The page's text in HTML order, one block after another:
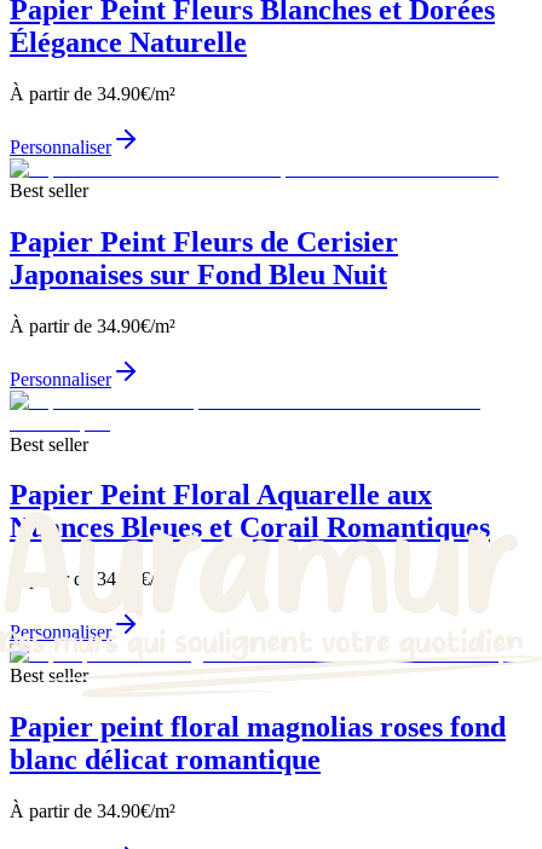
Papier Peint Fleurs Blanches et Dorées
Élégance Naturelle
À partir de 34.90€/m²
Personnaliser
Best seller
Papier Peint Fleurs de Cerisier
Japonaises sur Fond Bleu Nuit
À partir de 34.90€/m²
Personnaliser
Best seller
Papier Peint Floral Aquarelle aux
Nuances Bleues et Corail Romantiques
À partir de 34.90 €/m²
Personnaliser
Best seller
Papier peint floral magnolias roses fond
blanc délicat romantique
À partir de 34.90€/m²